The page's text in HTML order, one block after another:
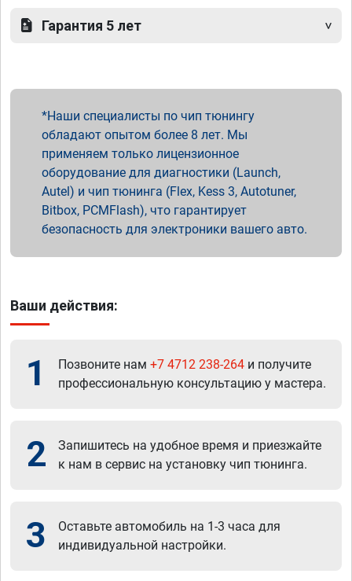
Гарантия 5 лет
Наши специалисты по чип тюнингу
обладают опытом более 8 лет. Мы
применяем только лицензионное
оборудование для диагностики (Launch,
Autel) и чип тюнинга (Flex, Kess 3, Autotuner,
Bitbox, PCMFlash), что гарантирует
безопасность для электроники вашего авто.
Ваши действия:
1 Позвоните нам +7 4712 238-264 и получите
профессиональную консультацию у мастера.
2
Запишитесь на удобное время и приезжайте
к нам в сервис на установку чип тюнинга.
3
Оставьте автомобиль на 1-3 часа для
индивидуальной настройки.